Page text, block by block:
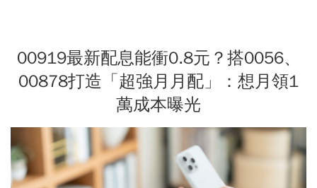
00919最新配息能衝0.8元？搭0056、
00878打造「超強月月配」：想月領1
萬成本曝光